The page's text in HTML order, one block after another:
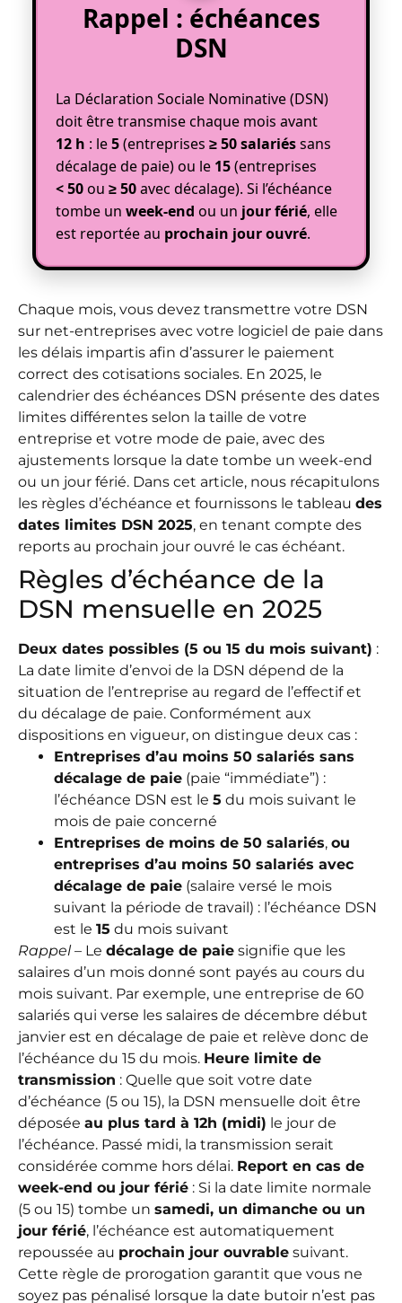
Rappel : échéances
DSN
La Déclaration Sociale Nominative (DSN)
doit être transmise chaque mois avant
12 h : le5(entreprises≥ 50 salariéssans
décalage de paie) ou le 15(entreprises
< 50ou≥ 50avec décalage). Si l’échéance
tombe unweek-end ou un jour férié, elle
est reportée au prochain jour ouvré.
Chaque mois, vous devez transmettre votre DSN
sur net-entreprises avec votre logiciel de paie dans
les délais impartis afin d’assurer le paiement
correct des cotisations sociales. En 2025, le
calendrier des échéances DSN présente des dates
limites différentes selon la taille de votre
entreprise et votre mode de paie, avec des
ajustements lorsque la date tombe un week-end
ou un jour férié. Dans cet article, nous récapitulons
les règles d’échéance et fournissons le tableau des
dates limites DSN 2025, en tenant compte des
reports au prochain jour ouvré le cas échéant.
Règles d’échéance de la
DSN mensuelle en 2025
Deux dates possibles (5 ou 15 du mois suivant) :
La date limite d’envoi de la DSN dépend de la
situation de l’entreprise au regard de l’effectif et
du décalage de paie. Conformément aux
dispositions en vigueur, on distingue deux cas :
Entreprises d’au moins 50 salariés sans
décalage de paie (paie “immédiate”) :
l’échéance DSN est le 5 du mois suivant le
mois de paie concerné
Entreprises de moins de 50 salariés, ou
entreprises d’au moins 50 salariés avec
décalage de paie (salaire versé le mois
suivant la période de travail) : l’échéance DSN
est le 15 du mois suivant
Rappel– Le décalage de paie signifie que les
salaires d’un mois donné sont payés au cours du
mois suivant. Par exemple, une entreprise de 60
salariés qui verse les salaires de décembre début
janvier est en décalage de paie et relève donc de
l’échéance du 15 du mois. Heure limite de
transmission : Quelle que soit votre date
d’échéance (5 ou 15), la DSN mensuelle doit être
déposée au plus tard à 12h (midi) le jour de
l’échéance. Passé midi, la transmission serait
considérée comme hors délai. Report en cas de
week-end ou jour férié : Si la date limite normale
(5 ou 15) tombe un samedi, un dimanche ou un
jour férié, l’échéance est automatiquement
repoussée au prochain jour ouvrable suivant.
Cette règle de prorogation garantit que vous ne
soyez pas pénalisé lorsque la date butoir n’est pas